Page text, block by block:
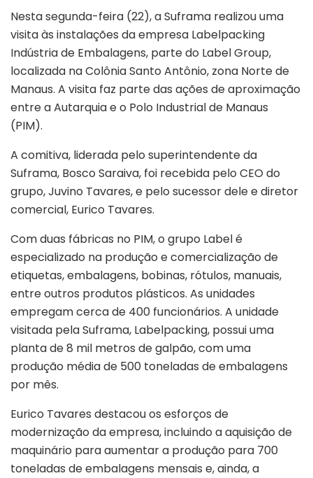
Nesta segunda-feira (22), a Suframa realizou uma
visita às instalações da empresa Labelpacking
Indústria de Embalagens, parte do Label Group,
localizada na Colônia Santo Antônio, zona Norte de
Manaus. A visita faz parte das ações de aproximação
entre a Autarquia e o Polo Industrial de Manaus
(PIM).
A comitiva, liderada pelo superintendente da
Suframa, Bosco Saraiva, foi recebida pelo CEO do
grupo, Juvino Tavares, e pelo sucessor dele e diretor
comercial, Eurico Tavares.
Com duas fábricas no PIM, o grupo Label é
especializado na produção e comercialização de
etiquetas, embalagens, bobinas, rótulos, manuais,
entre outros produtos plásticos. As unidades
empregam cerca de 400 funcionários. A unidade
visitada pela Suframa, Labelpacking, possui uma
planta de 8 mil metros de galpão, com uma
produção média de 500 toneladas de embalagens
por mês.
Eurico Tavares destacou os esforços de
modernização da empresa, incluindo a aquisição de
maquinário para aumentar a produção para 700
toneladas de embalagens mensais e, ainda, a